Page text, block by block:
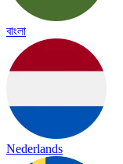
বাংলা
Nederlands